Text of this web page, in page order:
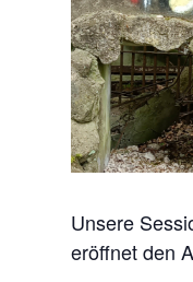
Unsere
eröffnet den